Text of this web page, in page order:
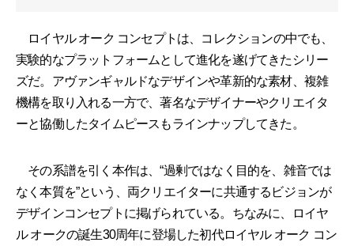
ロイヤル オーク コンセプトは、コレクションの中でも、
実験的なプラットフォームとして進化を遂げてきたシリー
ズだ。アヴァンギャルドなデザインや革新的な素材、複雑
機構を取り入れる一方で、著名なデザイナーやクリエイタ
ーと協働したタイムピースもラインナップしてきた。
その系譜を引く本作は、“過剰ではなく目的を、雑音では
なく本質を”という、両クリエイターに共通するビジョンが
デザインコンセプトに掲げられている。ちなみに、ロイヤ
ル オークの誕生30周年に登場した初代ロイヤル オーク コン